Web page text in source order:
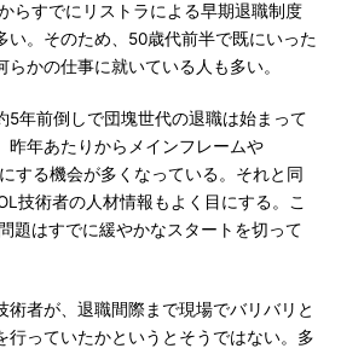
らすでにリストラによる早期退職制度
い。そのため、50歳代前半で既にいった
かの仕事に就いている人も多い。
年前倒しで団塊世代の退職は始まって
昨年あたりからメインフレームや
する機会が多くなっている。それと同
技術者の人材情報もよく目にする。こ
題はすでに緩やかなスタートを切って
者が、退職間際まで現場でバリバリと
行っていたかというとそうではない。多